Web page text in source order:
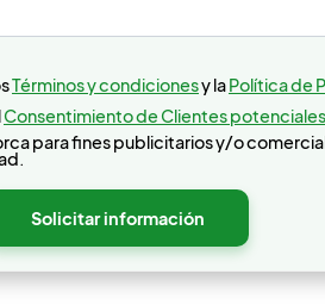
Términos y condicionesy laPolítica de
Consentimiento de Clientes potenciales
para fines publicitarios y/o